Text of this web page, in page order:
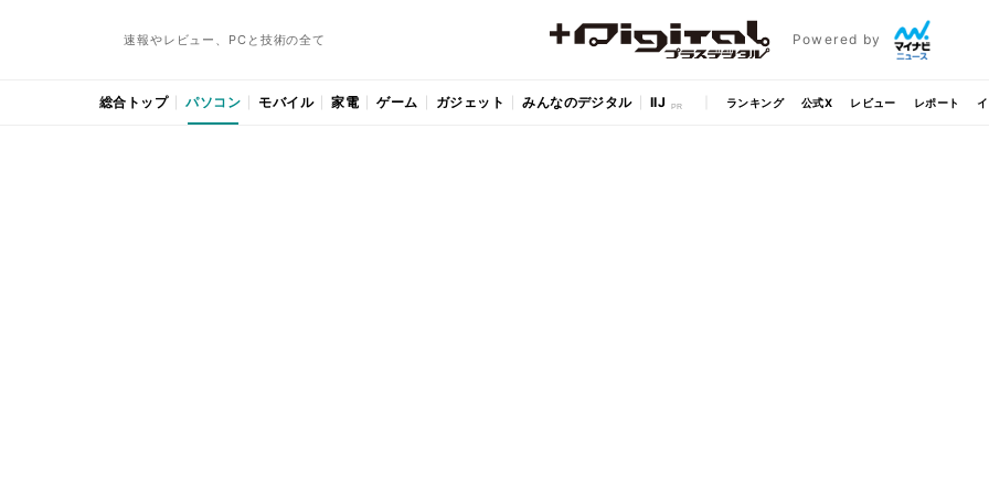
速報やレビュー、PCと技術の全て Powered by
総合トップ パソコン モバイル 家電 ゲーム ガジェット みんなのデジタル IIJ ランキング 公式X レビュー レポート